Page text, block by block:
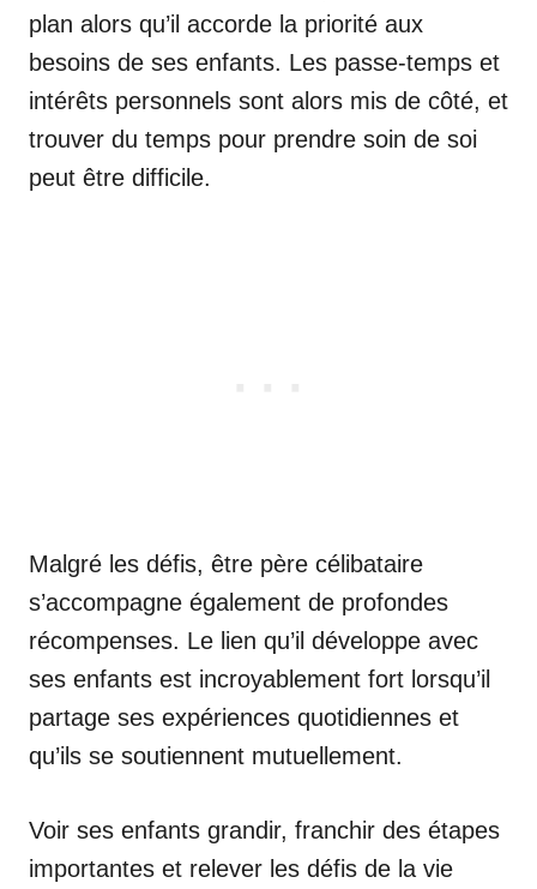
plan alors qu’il accorde la priorité aux
besoins de ses enfants. Les passe-temps et
intérêts personnels sont alors mis de côté, et
trouver du temps pour prendre soin de soi
peut être difficile.
Malgré les défis, être père célibataire
s’accompagne également de profondes
récompenses. Le lien qu’il développe avec
ses enfants est incroyablement fort lorsqu’il
partage ses expériences quotidiennes et
qu’ils se soutiennent mutuellement.
Voir ses enfants grandir, franchir des étapes
importantes et relever les défis de la vie